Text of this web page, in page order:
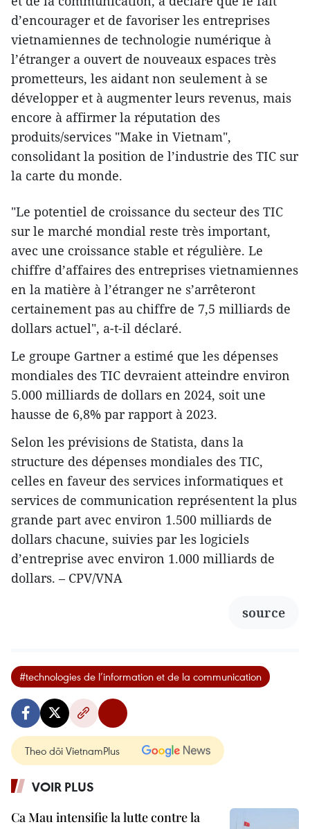
d’encourager et de favoriser les entreprises
vietnamiennes de technologie numérique à
l’étranger a ouvert de nouveaux espaces très
prometteurs, les aidant non seulement à se
développer et à augmenter leurs revenus, mais
encore à affirmer la réputation des
produits/services "Make in Vietnam",
consolidant la position de l’industrie des TIC sur
la carte du monde.
"Le potentiel de croissance du secteur des TIC
sur le marché mondial reste très important,
avec une croissance stable et régulière. Le
chiffre d’affaires des entreprises vietnamiennes
en la matière à l’étranger ne s’arrêteront
certainement pas au chiffre de 7,5 milliards de
dollars actuel", a-t-il déclaré.
Le groupe Gartner a estimé que les dépenses
mondiales des TIC devraient atteindre environ
5.000 milliards de dollars en 2024, soit une
hausse de 6,8% par rapport à 2023.
Selon les prévisions de Statista, dans la
structure des dépenses mondiales des TIC,
celles en faveur des services informatiques et
services de communication représentent la plus
grande part avec environ 1.500 milliards de
dollars chacune, suivies par les logiciels
d’entreprise avec environ 1.000 milliards de
dollars. – CPV/VNA
source
#technologies de l’information et de la communication
Theo dõi VietnamPlus
VOIR PLUS
Ca Mau intensifie la lutte contre la